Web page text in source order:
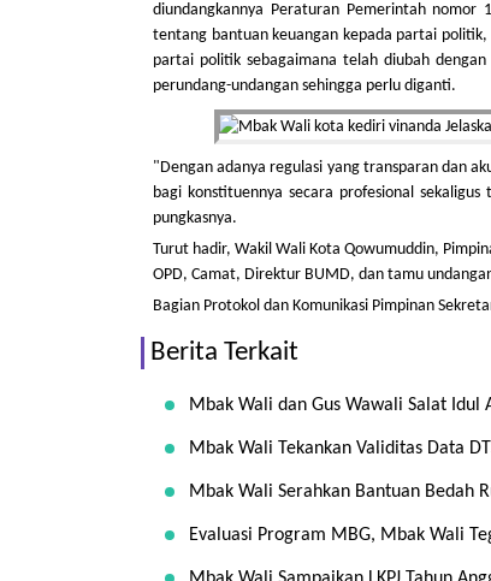
diundangkannya Peraturan Pemerintah
tentang bantuan keuangan kepada partai
partai politik sebagaimana telah diubah
perundang-undangan sehingga perlu diganti.
"Dengan adanya regulasi yang transparan dan
bagi konstituennya secara profesional
pungkasnya.
Turut hadir, Wakil Wali Kota Qowumuddin,
OPD, Camat, Direktur BUMD, dan tamu
Bagian Protokol dan Komunikasi Pimpinan
Berita Terkait
Mbak Wali dan Gus Wawali Salat Idul
Mbak Wali Tekankan Validitas Data
Mbak Wali Serahkan Bantuan Bedah
Evaluasi Program MBG, Mbak Wali